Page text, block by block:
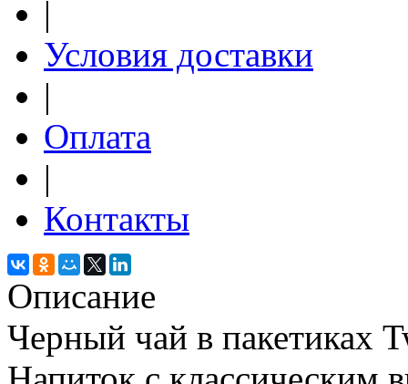
|
Условия доставки
|
Оплата
|
Контакты
Описание
Черный чай в пакетиках